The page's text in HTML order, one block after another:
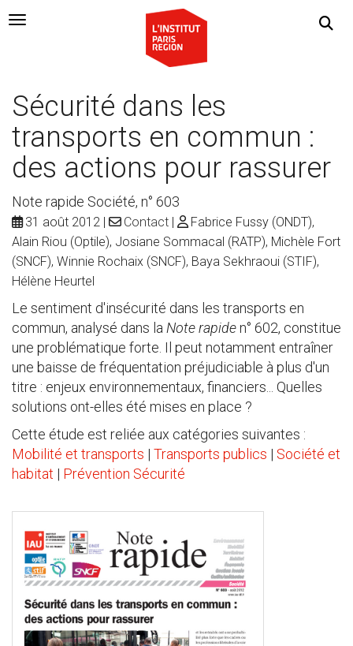
Navigation Toggle
Sécurité dans les
transports en commun :
des actions pour rassurer
Note rapide Société, n° 603
31 août 2012 Contact
Fabrice Fussy (ONDT),
Alain Riou (Optile), Josiane Sommacal (RATP), Michèle Fort
(SNCF), Winnie Rochaix (SNCF), Baya Sekhraoui (STIF),
Hélène Heurtel
Le sentiment d'insécurité dans les transports en
commun, analysé dans la Note rapiden° 602, constitue
une problématique forte. Il peut notamment entraîner
une baisse de fréquentation préjudiciable à plus d'un
titre : enjeux environnementaux, financiers... Quelles
solutions ont-elles été mises en place ?
Cette étude est reliée aux catégories suivantes :
Mobilité et transports | Transports publics | Société et
habitat | Prévention Sécurité